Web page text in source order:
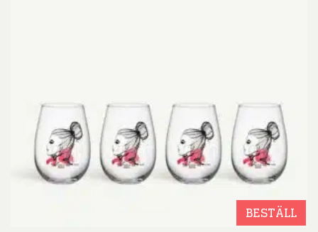
BESTÄLL